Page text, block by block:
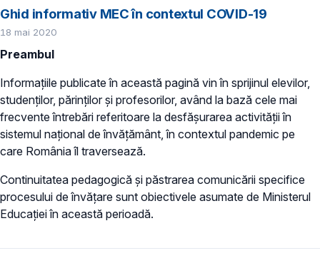
Ghid informativ MEC în contextul COVID-19
18 mai 2020
Preambul
Informațiile publicate în această pagină vin în sprijinul elevilor,
studenților, părinților și profesorilor, având la bază cele mai
frecvente întrebări referitoare la desfășurarea activității în
sistemul național de învățământ, în contextul pandemic pe
care România îl traversează.
Continuitatea pedagogică și păstrarea comunicării specifice
procesului de învățare sunt obiectivele asumate de Ministerul
Educației în această perioadă.